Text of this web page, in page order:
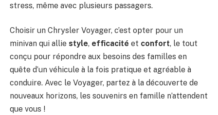
stress, même avec plusieurs passagers.
Choisir un Chrysler Voyager, c’est opter pour un
minivan qui allie style, efficacité et confort, le tout
conçu pour répondre aux besoins des familles en
quête d’un véhicule à la fois pratique et agréable à
conduire. Avec le Voyager, partez à la découverte de
nouveaux horizons, les souvenirs en famille n’attendent
que vous !